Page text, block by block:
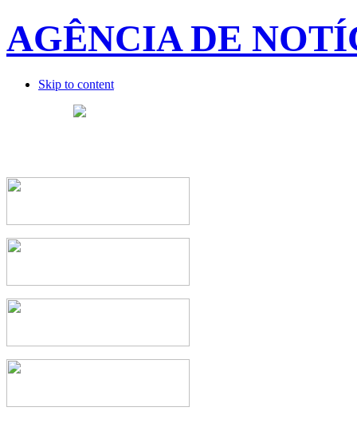
AGÊNCIA DE
Skip to content